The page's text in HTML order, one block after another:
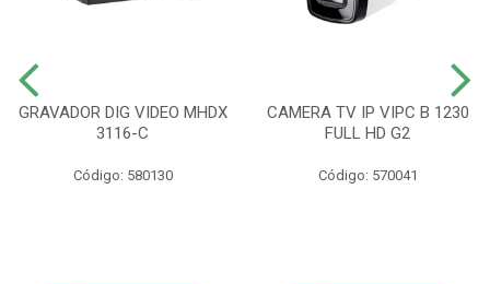
GRAVADOR DIG VIDEO MHDX
3116-C
Código: 580130
CAMERA TV IP VIPC B 1230
FULL HD G2
Código: 570041